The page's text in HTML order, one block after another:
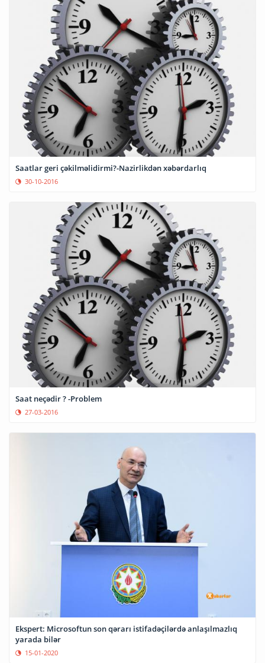
Saatlar geri çəkilməlidirmi?-Nazirlikdən xəbərdarlıq
30-10-2016
Saat neçədir ? -Problem
27-03-2016
Ekspert: Microsoftun son qərarı istifadəçilərdə anlaşılmazlıq
yarada bilər
15-01-2020